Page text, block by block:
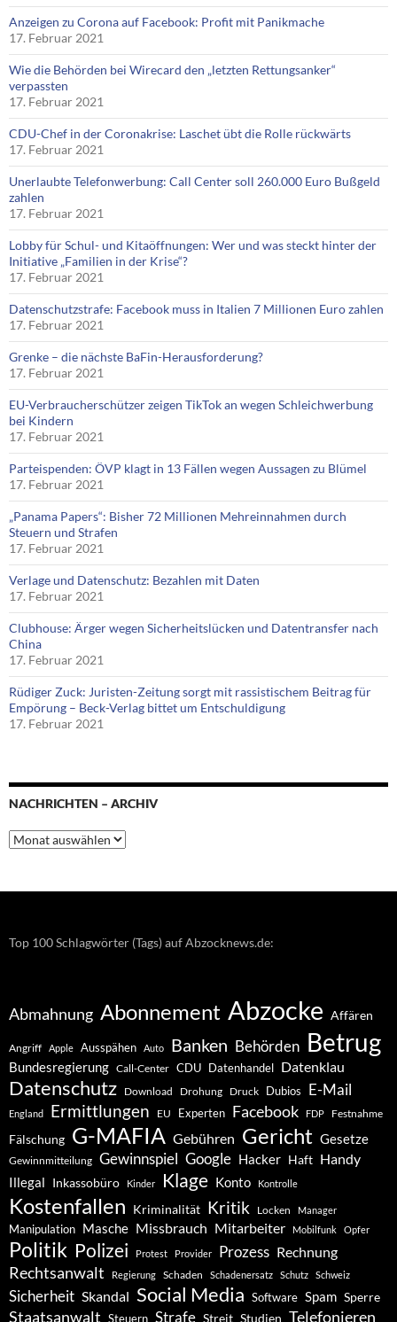
Anzeigen zu Corona auf Facebook: Profit mit Panikmache
17. Februar 2021
Wie die Behörden bei Wirecard den „letzten Rettungsanker“
verpassten
17. Februar 2021
CDU-Chef in der Coronakrise: Laschet übt die Rolle rückwärts
17. Februar 2021
Unerlaubte Telefonwerbung: Call Center soll 260.000 Euro Bußgeld
zahlen
17. Februar 2021
Lobby für Schul- und Kitaöffnungen: Wer und was steckt hinter der
Initiative „Familien in der Krise“?
17. Februar 2021
Datenschutzstrafe: Facebook muss in Italien 7 Millionen Euro zahlen
17. Februar 2021
Grenke – die nächste BaFin-Herausforderung?
17. Februar 2021
EU-Verbraucherschützer zeigen TikTok an wegen Schleichwerbung
bei Kindern
17. Februar 2021
Parteispenden: ÖVP klagt in 13 Fällen wegen Aussagen zu Blümel
17. Februar 2021
„Panama Papers“: Bisher 72 Millionen Mehreinnahmen durch
Steuern und Strafen
17. Februar 2021
Verlage und Datenschutz: Bezahlen mit Daten
17. Februar 2021
Clubhouse: Ärger wegen Sicherheitslücken und Datentransfer nach
China
17. Februar 2021
Rüdiger Zuck: Juristen-Zeitung sorgt mit rassistischem Beitrag für
Empörung – Beck-Verlag bittet um Entschuldigung
17. Februar 2021
NACHRICHTEN – ARCHIV
Nachrichten
–
Top 100 Schlagwörter (Tags) auf Abzocknews.de:
Abmahnung Abonnement Abzocke Affären
Angriff Apple Ausspähen Auto Banken Behörden Betrug
Bundesregierung Call-Center CDU Datenhandel Datenklau
Datenschutz Download Drohung Druck Dubios E-Mail
England Ermittlungen EU Experten Facebook FDP Festnahme
Fälschung G-MAFIA Gebühren Gericht Gesetze
Gewinnmitteilung Gewinnspiel Google Hacker Haft Handy
Illegal Inkassobüro Kinder Klage Konto Kontrolle
Kostenfallen Kriminalität Kritik Locken Manager
Manipulation Masche Missbrauch Mitarbeiter Mobilfunk Opfer
Politik Polizei Protest Provider Prozess Rechnung
Rechtsanwalt Regierung Schaden Schadenersatz Schutz Schweiz
Sicherheit Skandal Social Media Software Spam Sperre
Staatsanwalt Steuern Strafe Streit Studien Telefonieren